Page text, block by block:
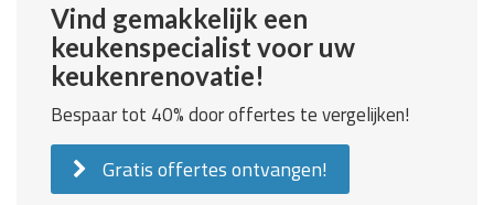
Vind gemakkelijk een
keukenspecialist voor uw
keukenrenovatie!
Bespaar tot 40% door offertes te vergelijken!
Gratis offertes ontvangen!